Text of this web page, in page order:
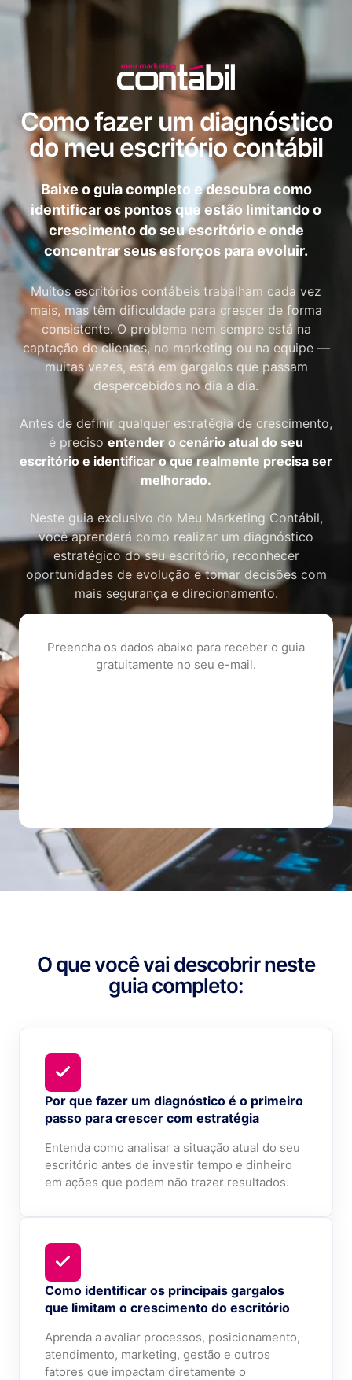
Como fazer um diagnóstico
do meu escritório contábil
Baixe o guia completo e descubra como
identificar os pontos que estão limitando o
crescimento do seu escritório e onde
concentrar seus esforços para evoluir.
Muitos escritórios contábeis trabalham cada vez
mais, mas têm dificuldade para crescer de forma
consistente. O problema nem sempre está na
captação de clientes, no marketing ou na equipe —
muitas vezes, está em gargalos que passam
despercebidos no dia a dia.
Antes de definir qualquer estratégia de crescimento,
é preciso entender o cenário atual do seu
escritório e identificar o que realmente precisa ser
melhorado.
Neste guia exclusivo do Meu Marketing Contábil,
você aprenderá como realizar um diagnóstico
estratégico do seu escritório, reconhecer
oportunidades de evolução e tomar decisões com
mais segurança e direcionamento.
Preencha os dados abaixo para receber o guia
gratuitamente no seu e-mail.
O que você vai descobrir neste
guia completo:
Por que fazer um diagnóstico é o primeiro
passo para crescer com estratégia
Entenda como analisar a situação atual do seu
escritório antes de investir tempo e dinheiro
em ações que podem não trazer resultados.
Como identificar os principais gargalos
que limitam o crescimento do escritório
Aprenda a avaliar processos, posicionamento,
atendimento, marketing, gestão e outros
fatores que impactam diretamente o